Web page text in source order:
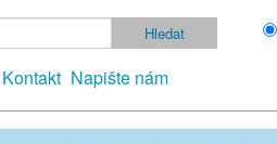
Kontakt Napište nám